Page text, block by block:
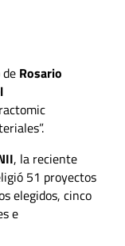
Rosario
, la reciente
51 proyectos
elegidos, cinco
e